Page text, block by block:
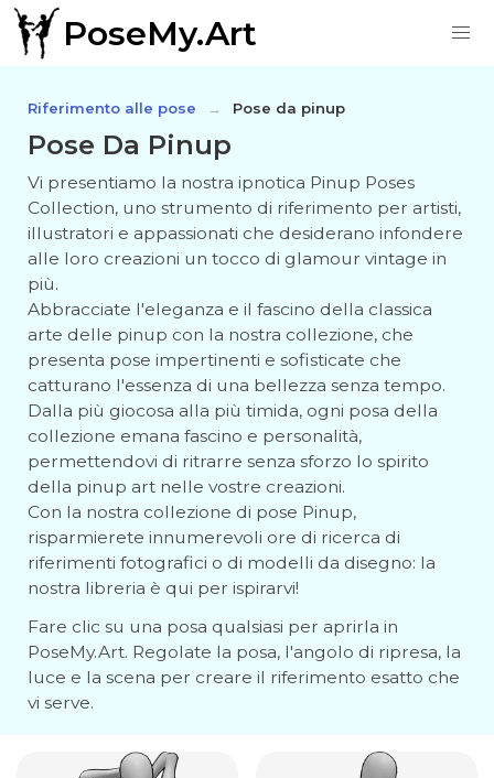
PoseMy.Art
Riferimento alle pose Pose da pinup
Pose Da Pinup
Vi presentiamo la nostra ipnotica Pinup Poses
Collection, uno strumento di riferimento per artisti,
illustratori e appassionati che desiderano infondere
alle loro creazioni un tocco di glamour vintage in
più.
Abbracciate l'eleganza e il fascino della classica
arte delle pinup con la nostra collezione, che
presenta pose impertinenti e sofisticate che
catturano l'essenza di una bellezza senza tempo.
Dalla più giocosa alla più timida, ogni posa della
collezione emana fascino e personalità,
permettendovi di ritrarre senza sforzo lo spirito
della pinup art nelle vostre creazioni.
Con la nostra collezione di pose Pinup,
risparmierete innumerevoli ore di ricerca di
riferimenti fotografici o di modelli da disegno: la
nostra libreria è qui per ispirarvi!
Fare clic su una posa qualsiasi per aprirla in
PoseMy.Art. Regolate la posa, l'angolo di ripresa, la
luce e la scena per creare il riferimento esatto che
vi serve.